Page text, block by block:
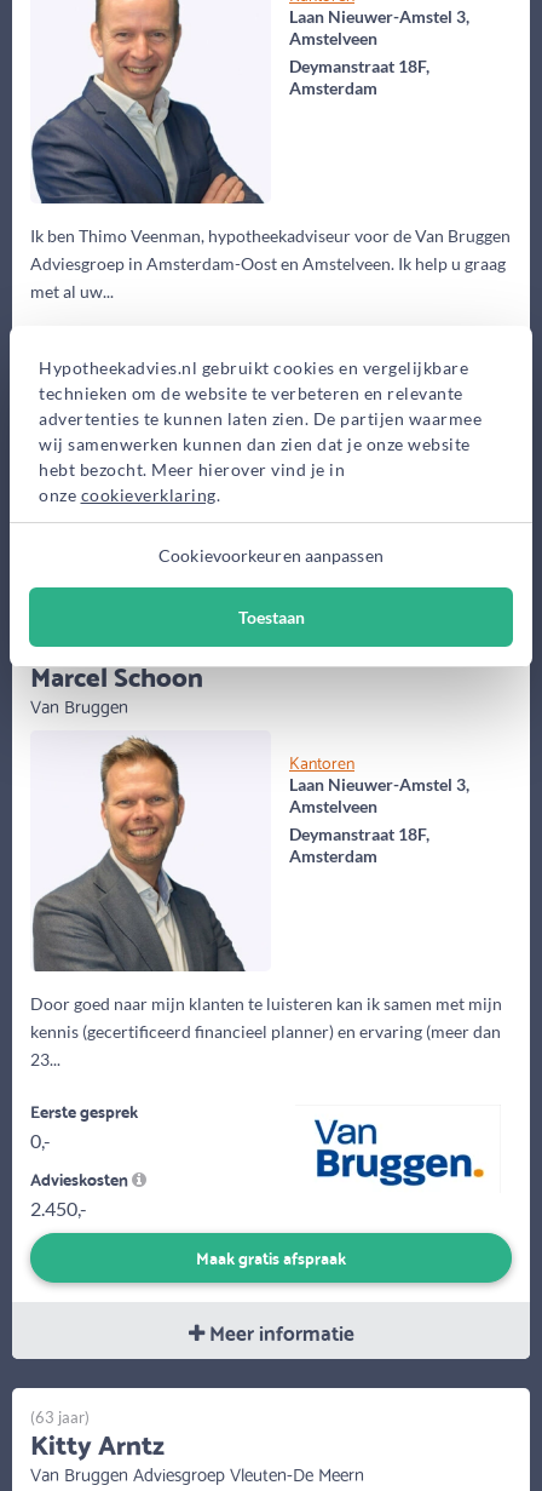
Hypotheekadvies.nl gebruikt cookies en vergelijkbare
technieken om de website te verbeteren en relevante
advertenties te kunnen laten zien. De partijen waarmee
wij samenwerken kunnen dan zien dat je onze website
hebt bezocht. Meer hierover vind je in
onze cookieverklaring.
Cookievoorkeuren aanpassen
Toestaan
Laan Nieuwer-Amstel 3,
Amstelveen
Deymanstraat 18F,
Amsterdam
Ik ben Thimo Veenman, hypotheekadviseur voor de Van Bruggen
Adviesgroep in Amsterdam-Oost en Amstelveen. Ik help u graag
met al uw...
0,-
Advieskosten
2.570,-
Maak gratis afspraak
Meer informatie
Kantoren
Laan Nieuwer-Amstel 3,
Amstelveen
Deymanstraat 18F,
Amsterdam
Door goed naar mijn klanten te luisteren kan ik samen met mijn
kennis (gecertificeerd financieel planner) en ervaring (meer dan
23...
(55 jaar)
Marcel Schoon
Van Bruggen
Eerste gesprek
0,-
Advieskosten
2.450,-
Maak gratis afspraak
Meer informatie
(63 jaar)
Kitty Arntz
Van Bruggen Adviesgroep Vleuten-De Meern